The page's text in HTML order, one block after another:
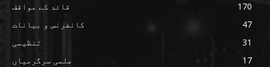
قائد کے مواقف
170
کانفرنس و بیانات
47
تنظیمی
31
علمی سرگرمیاں
17